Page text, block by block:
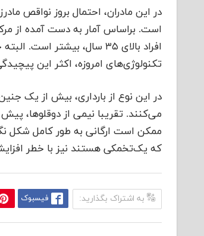
است. براساس آمار به دست آمده از
افراد بالای ۳۵ سال،
تکنولوژی‌های امروزه، اکثر این
در این نوع از بارداری، بیش از یک
می‌کنند. تقریبا نیمی از دوقلوها، پیش
ممکن است ارگانی به طور کامل شکل
که یک‌تخمکی هستند نیز با خطر
به اشتراک بگذارید: فیسبوک